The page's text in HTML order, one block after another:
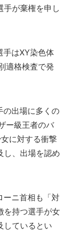
手が棄権を申し
はXY染色体
適格検査で発
の出場に多くの
ー級王者のバ
に対する衝撃
し、出場を認め
ニ首相も「対
を持つ選手が女
しているとい